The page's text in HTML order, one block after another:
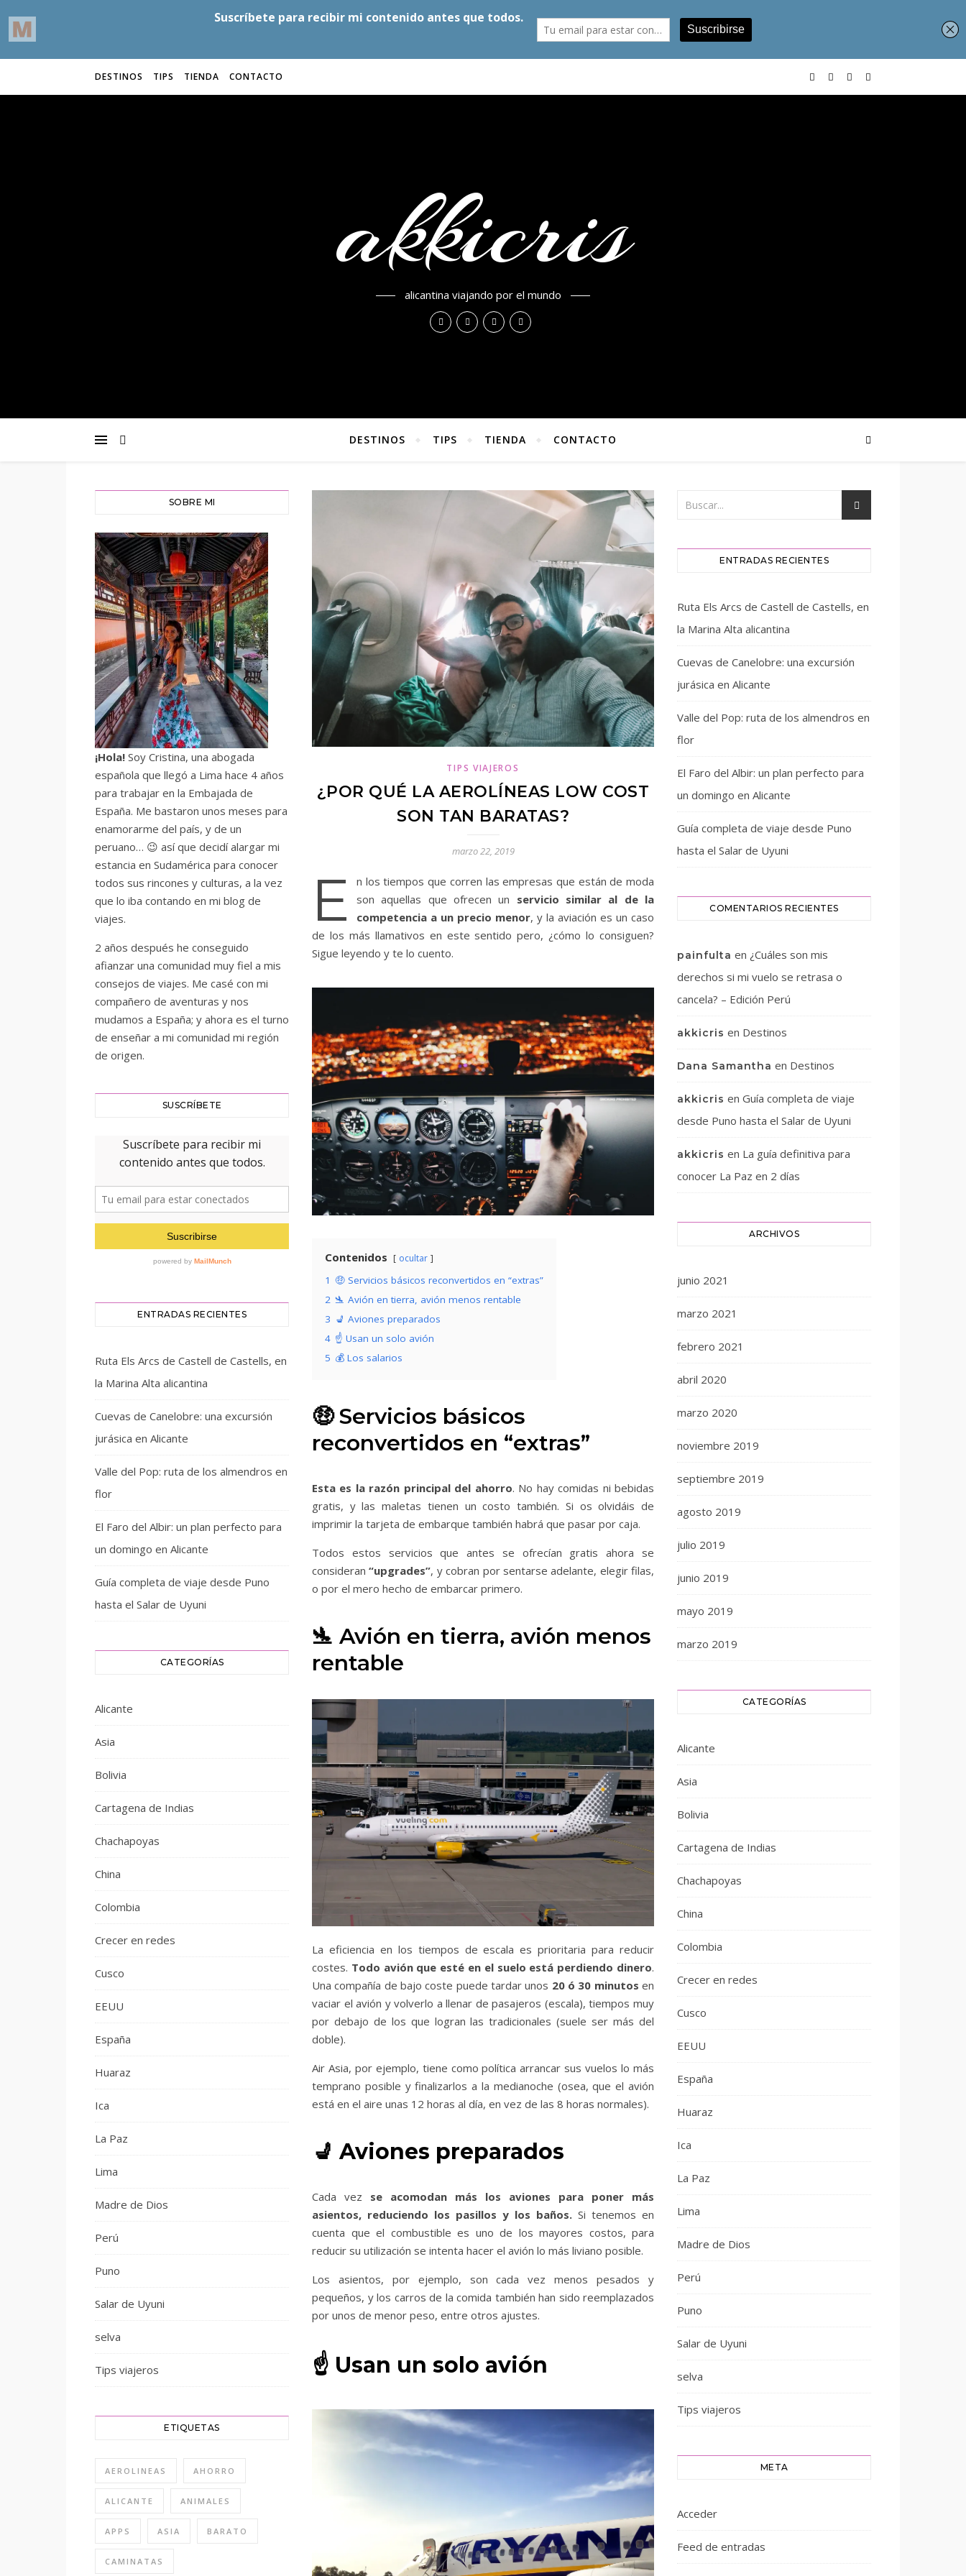
DESTINOS TIPS TIENDA CONTACTO
akkicris
alicantina viajando por el mundo
DESTINOS TIPS TIENDA CONTACTO
SOBRE MI
¡Hola! Soy Cristina, una abogada
española que llegó a Lima hace 4 años
para trabajar en la Embajada de
España. Me bastaron unos meses para
enamorarme del país, y de un
peruano… 😉 así que decidí alargar mi
estancia en Sudamérica para conocer
todos sus rincones y culturas, a la vez
que lo iba contando en mi blog de
viajes.
2 años después he conseguido
afianzar una comunidad muy fiel a mis
consejos de viajes. Me casé con mi
compañero de aventuras y nos
mudamos a España; y ahora es el turno
de enseñar a mi comunidad mi región
de origen.
SUSCRÍBETE
ENTRADAS RECIENTES
Ruta Els Arcs de Castell de Castells, en
la Marina Alta alicantina
Cuevas de Canelobre: una excursión
jurásica en Alicante
Valle del Pop: ruta de los almendros en
flor
El Faro del Albir: un plan perfecto para
un domingo en Alicante
Guía completa de viaje desde Puno
hasta el Salar de Uyuni
CATEGORÍAS
Alicante
Asia
Bolivia
Cartagena de Indias
Chachapoyas
China
Colombia
Crecer en redes
Cusco
EEUU
España
Huaraz
Ica
La Paz
Lima
Madre de Dios
Perú
Puno
Salar de Uyuni
selva
Tips viajeros
ETIQUETAS
AEROLINEAS AHORRO
ALICANTE ANIMALES
APPS ASIA BARATO
CAMINATAS
TIPS VIAJEROS
¿POR QUÉ LA AEROLÍNEAS LOW COST
SON TAN BARATAS?
marzo 22, 2019
E
n los tiempos que corren las empresas que están de moda
son aquellas que ofrecen un servicio similar al de la
competencia a un precio menor, y la aviación es un caso
de los más llamativos en este sentido pero, ¿cómo lo consiguen?
Sigue leyendo y te lo cuento.
Contenidos ocultar
1 🤑 Servicios básicos reconvertidos en “extras”
2 🛬 Avión en tierra, avión menos rentable
3 💺 Aviones preparados
4 ☝ Usan un solo avión
5 💰 Los salarios
🤑 Servicios básicos
reconvertidos en “extras”
Esta es la razón principal del ahorro. No hay comidas ni bebidas
gratis, y las maletas tienen un costo también. Si os olvidáis de
imprimir la tarjeta de embarque también habrá que pasar por caja.
Todos estos servicios que antes se ofrecían gratis ahora se
consideran“upgrades”, y cobran por sentarse adelante, elegir filas,
o por el mero hecho de embarcar primero.
🛬 Avión en tierra, avión menos
rentable
La eficiencia en los tiempos de escala es prioritaria para reducir
costes. Todo avión que esté en el suelo está perdiendo dinero.
Una compañía de bajo coste puede tardar unos 20 ó 30 minutos en
vaciar el avión y volverlo a llenar de pasajeros (escala), tiempos muy
por debajo de los que logran las tradicionales (suele ser más del
doble).
Air Asia, por ejemplo, tiene como política arrancar sus vuelos lo más
temprano posible y finalizarlos a la medianoche (osea, que el avión
está en el aire unas 12 horas al día, en vez de las 8 horas normales).
💺 Aviones preparados
Cada vez se acomodan más los aviones para poner más
asientos, reduciendo los pasillos y los baños. Si tenemos en
cuenta que el combustible es uno de los mayores costos, para
reducir su utilización se intenta hacer el avión lo más liviano posible.
Los asientos, por ejemplo, son cada vez menos pesados y
pequeños, y los carros de la comida también han sido reemplazados
por unos de menor peso, entre otros ajustes.
☝ Usan un solo avión
ENTRADAS RECIENTES
Ruta Els Arcs de Castell de Castells, en
la Marina Alta alicantina
Cuevas de Canelobre: una excursión
jurásica en Alicante
Valle del Pop: ruta de los almendros en
flor
El Faro del Albir: un plan perfecto para
un domingo en Alicante
Guía completa de viaje desde Puno
hasta el Salar de Uyuni
COMENTARIOS RECIENTES
painfulta en ¿Cuáles son mis
derechos si mi vuelo se retrasa o
cancela? – Edición Perú
akkicris en Destinos
Dana Samantha en Destinos
akkicris en Guía completa de viaje
desde Puno hasta el Salar de Uyuni
akkicris en La guía definitiva para
conocer La Paz en 2 días
ARCHIVOS
junio 2021
marzo 2021
febrero 2021
abril 2020
marzo 2020
noviembre 2019
septiembre 2019
agosto 2019
julio 2019
junio 2019
mayo 2019
marzo 2019
CATEGORÍAS
Alicante
Asia
Bolivia
Cartagena de Indias
Chachapoyas
China
Colombia
Crecer en redes
Cusco
EEUU
España
Huaraz
Ica
La Paz
Lima
Madre de Dios
Perú
Puno
Salar de Uyuni
selva
Tips viajeros
META
Acceder
Feed de entradas